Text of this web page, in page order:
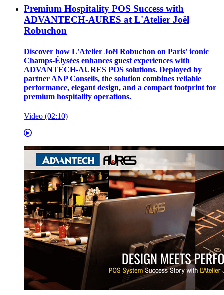
Premium Hospitality POS Success with
ADVANTECH-AURES at L'Atelier Joël
Robuchon
Discover how L'Atelier Joël Robuchon on Paris' iconic
Champs-Élysées enhances guest experiences with
ADVANTECH-AURES POS solutions. Deployed by
partner ANP Conseils, the solution combines reliable
performance, elegant design, and a compact footprint for
premium hospitality operations.
Video (02:10)